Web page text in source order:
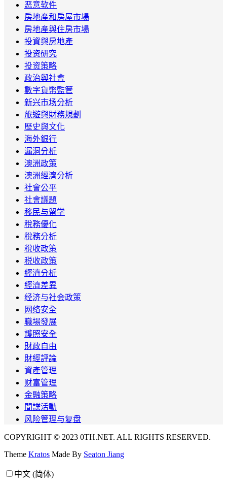
恶意软件
房地產和房屋市場
房地產與住房市場
投資與房地產
投资研究
投资策略
政治與社會
數字貨幣監管
新兴市场分析
旅遊與財務規劃
歷史與文化
海外銀行
漏洞分析
澳洲政策
澳洲經濟分析
社會公平
社會議題
移民与留学
稅務優化
稅務分析
稅收政策
税收政策
經濟分析
經濟差異
经济与社会政策
网络安全
職場發展
護照安全
財政自由
財經評論
資產管理
财富管理
金融策略
間諜活動
风险管理与复盘
COPYRIGHT © 2023 0TH.NET. ALL RIGHTS RESERVED.
Theme Kratos Made By Seaton Jiang
中文 (简体)